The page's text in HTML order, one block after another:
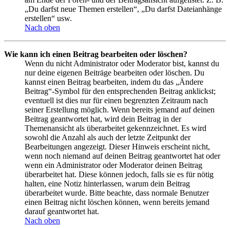
„Du darfst neue Themen erstellen“, „Du darfst Dateianhänge
erstellen“ usw.
Nach oben
Wie kann ich einen Beitrag bearbeiten oder löschen?
Wenn du nicht Administrator oder Moderator bist, kannst du
nur deine eigenen Beiträge bearbeiten oder löschen. Du
kannst einen Beitrag bearbeiten, indem du das „Ändere
Beitrag“-Symbol für den entsprechenden Beitrag anklickst;
eventuell ist dies nur für einen begrenzten Zeitraum nach
seiner Erstellung möglich. Wenn bereits jemand auf deinen
Beitrag geantwortet hat, wird dein Beitrag in der
Themenansicht als überarbeitet gekennzeichnet. Es wird
sowohl die Anzahl als auch der letzte Zeitpunkt der
Bearbeitungen angezeigt. Dieser Hinweis erscheint nicht,
wenn noch niemand auf deinen Beitrag geantwortet hat oder
wenn ein Administrator oder Moderator deinen Beitrag
überarbeitet hat. Diese können jedoch, falls sie es für nötig
halten, eine Notiz hinterlassen, warum dein Beitrag
überarbeitet wurde. Bitte beachte, dass normale Benutzer
einen Beitrag nicht löschen können, wenn bereits jemand
darauf geantwortet hat.
Nach oben